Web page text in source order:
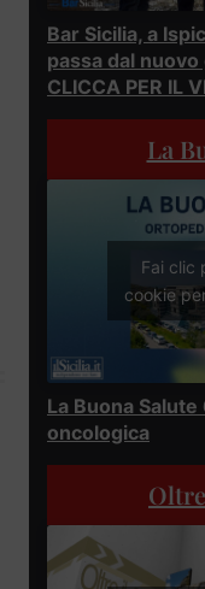
Bar Sicilia, a
passa dal
CLICCA PER IL
La
Fai clic
cookie
La Buona
oncologica